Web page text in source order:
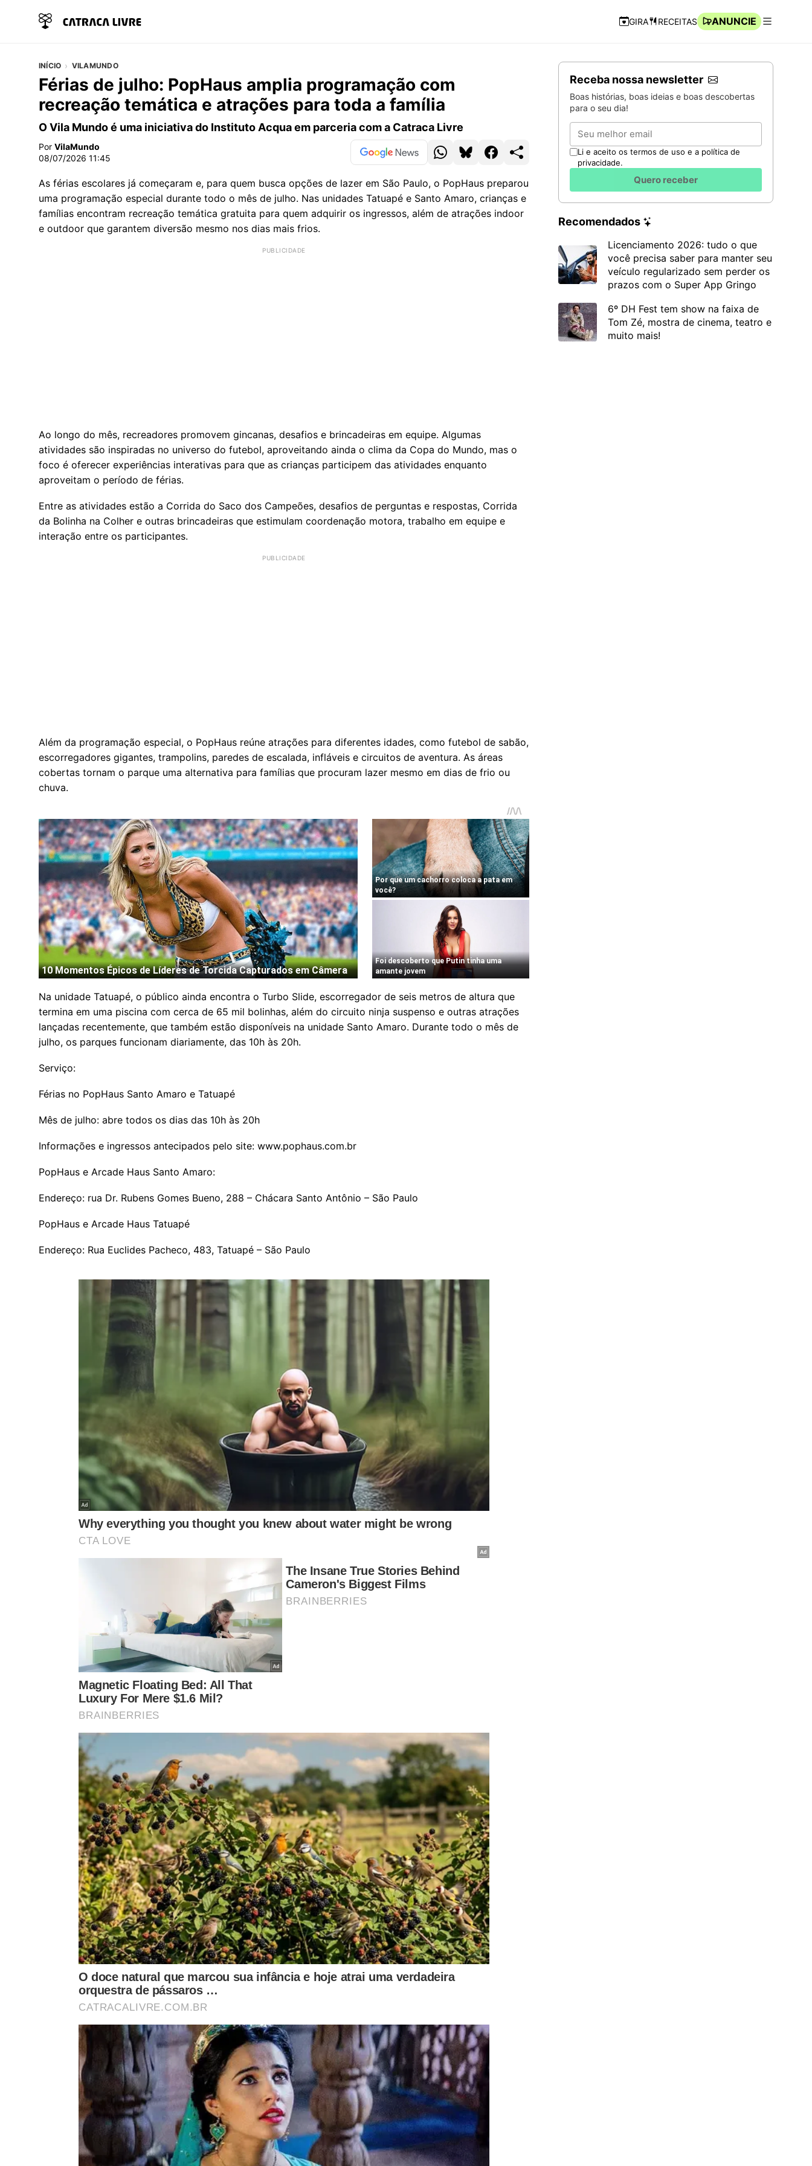
Navegação Rápida
GIRA RECEITAS
ANUNCIE
INÍCIO VILAMUNDO
Férias de julho: PopHaus amplia programação com
recreação temática e atrações para toda a família
O Vila Mundo é uma iniciativa do Instituto Acqua em parceria com a Catraca Livre
Por VilaMundo
08/07/2026 11:45
As férias escolares já começaram e, para quem busca opções de lazer em São Paulo, o PopHaus preparou
uma programação especial durante todo o mês de julho. Nas unidades Tatuapé e Santo Amaro, crianças e
famílias encontram recreação temática gratuita para quem adquirir os ingressos, além de atrações indoor
e outdoor que garantem diversão mesmo nos dias mais frios.
Ao longo do mês, recreadores promovem gincanas, desafios e brincadeiras em equipe. Algumas
atividades são inspiradas no universo do futebol, aproveitando ainda o clima da Copa do Mundo, mas o
foco é oferecer experiências interativas para que as crianças participem das atividades enquanto
aproveitam o período de férias.
Entre as atividades estão a Corrida do Saco dos Campeões, desafios de perguntas e respostas, Corrida
da Bolinha na Colher e outras brincadeiras que estimulam coordenação motora, trabalho em equipe e
interação entre os participantes.
Além da programação especial, o PopHaus reúne atrações para diferentes idades, como futebol de sabão,
escorregadores gigantes, trampolins, paredes de escalada, infláveis e circuitos de aventura. As áreas
cobertas tornam o parque uma alternativa para famílias que procuram lazer mesmo em dias de frio ou
chuva.
Na unidade Tatuapé, o público ainda encontra o Turbo Slide, escorregador de seis metros de altura que
termina em uma piscina com cerca de 65 mil bolinhas, além do circuito ninja suspenso e outras atrações
lançadas recentemente, que também estão disponíveis na unidade Santo Amaro. Durante todo o mês de
julho, os parques funcionam diariamente, das 10h às 20h.
Serviço:
Férias no PopHaus Santo Amaro e Tatuapé
Mês de julho: abre todos os dias das 10h às 20h
Informações e ingressos antecipados pelo site: www.pophaus.com.br
PopHaus e Arcade Haus Santo Amaro:
Endereço: rua Dr. Rubens Gomes Bueno, 288 – Chácara Santo Antônio – São Paulo
PopHaus e Arcade Haus Tatuapé
Endereço: Rua Euclides Pacheco, 483, Tatuapé – São Paulo
Receba nossa newsletter
Boas histórias, boas ideias e boas descobertas
para o seu dia!
Email
Li e aceito os termos de uso e a política de
privacidade.
Quero receber
Recomendados
Licenciamento 2026: tudo o que
você precisa saber para manter seu
veículo regularizado sem perder os
prazos com o Super App Gringo
6º DH Fest tem show na faixa de
Tom Zé, mostra de cinema, teatro e
muito mais!